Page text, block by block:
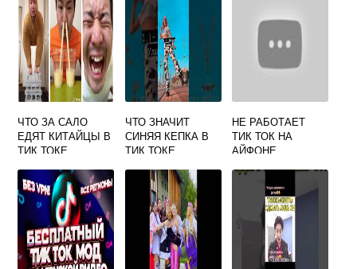
ЧТО ЗА САЛО
ЕДЯТ КИТАЙЦЫ В
ТИК ТОКЕ
ЧТО ЗНАЧИТ
СИНЯЯ КЕПКА В
ТИК ТОКЕ
НЕ РАБОТАЕТ
ТИК ТОК НА
АЙФОНЕ